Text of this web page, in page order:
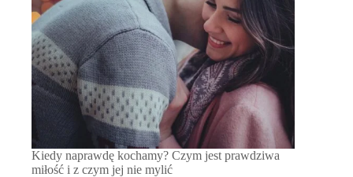
Kiedy naprawdę kochamy? Czym jest prawdziwa
miłość i z czym jej nie mylić